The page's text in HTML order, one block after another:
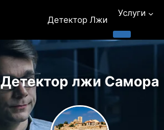
Детектор Лжи
Услуги
Детектор лжи Самора